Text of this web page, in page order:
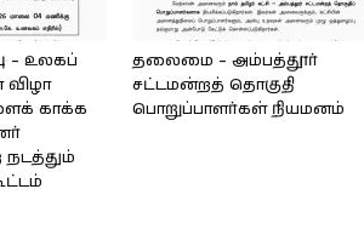
– உலகப்
விழா
காக்க
நடத்தும்
தலைமை – அம்பத்தூர்
சட்டமன்றத் தொகுதி
பொறுப்பாளர்கள் நியமனம்